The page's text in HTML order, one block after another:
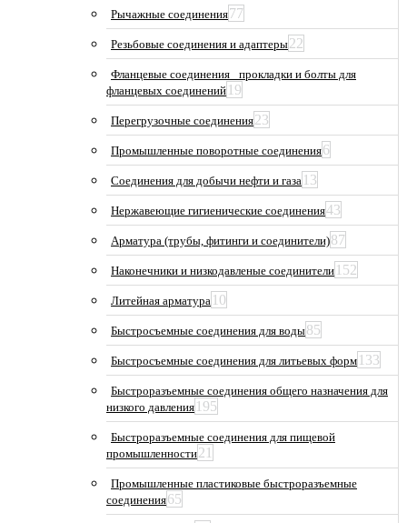
Рычажные соединения77
Резьбовые соединения и адаптеры22
Фланцевые соединения_ прокладки и болты для
фланцевых соединений 19
Перегрузочные соединения23
Промышленные поворотные соединения6
Соединения для добычи нефти и газа 13
Нержавеющие гигиенические соединения43
Арматура (трубы, фитинги и соединители)87
Наконечники и низкодавленые соединители 152
Литейная арматура 10
Быстросъемные соединения для воды85
Быстросъемные соединения для литьевых форм 133
Быстроразъемные соединения общего назначения для
низкого давления 195
Быстроразъемные соединения для пищевой
промышленности21
Промышленные пластиковые быстроразъемные
соединения65